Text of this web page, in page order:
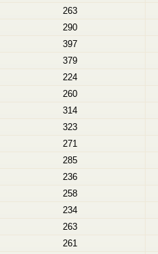
263
290
397
379
224
260
314
323
271
285
236
258
234
263
261